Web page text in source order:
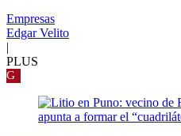
Empresas
Edgar Velito
PLUS
G